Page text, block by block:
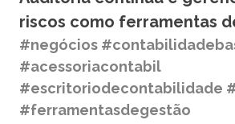
riscos como ferramentas
#negócios
#acessoriacontabil
#escritoriodecontabilidade
#ferramentasdegestão